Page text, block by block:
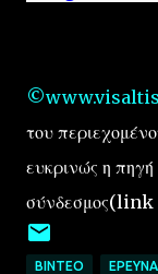
του
ευκρινώς η
σύνδεσμος(link
ΒΙΝΤΕΟ EΡΕΥΝΑ